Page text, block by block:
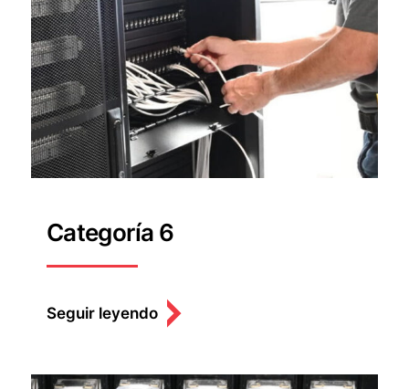
Categoría 6
Seguir leyendo